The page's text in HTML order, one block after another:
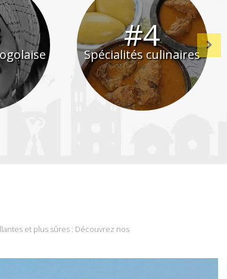
de
#8
Pays de Traditions Next
et plus sûres : Découvrez nos